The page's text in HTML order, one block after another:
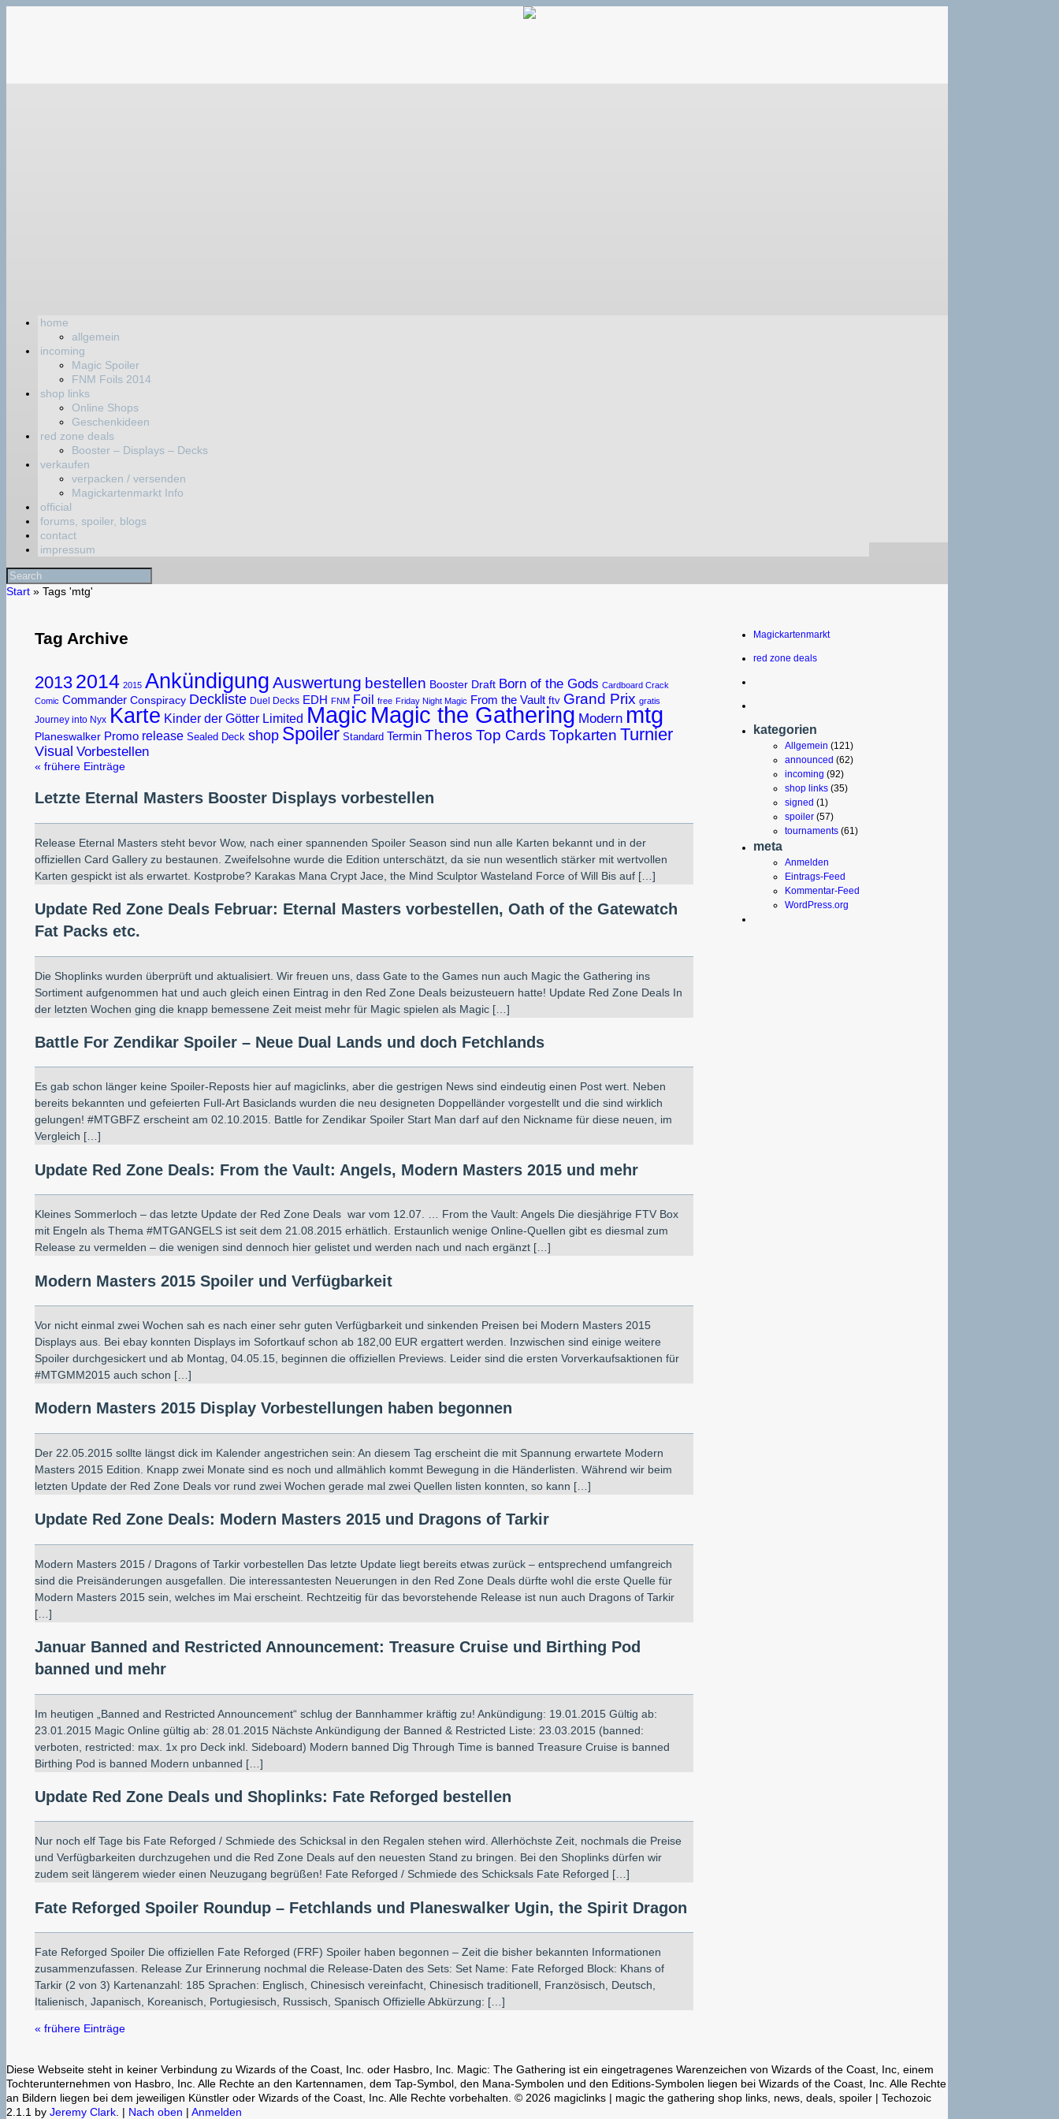
home
allgemein
incoming
Magic Spoiler
FNM Foils 2014
shop links
Online Shops
Geschenkideen
red zone deals
Booster – Displays – Decks
verkaufen
verpacken / versenden
Magickartenmarkt Info
official
forums, spoiler, blogs
contact
impressum
Start » Tags 'mtg'
Tag Archive
2013 2014 2015 Ankündigung Auswertung bestellen Booster Draft Born of the Gods Cardboard Crack
Comic Commander Conspiracy Deckliste Duel Decks EDH FNM Foil free Friday Night Magic From the Vault ftv Grand Prix gratis
Journey into Nyx Karte Kinder der Götter Limited Magic Magic the Gathering Modern mtg
Planeswalker Promo release Sealed Deck shop Spoiler Standard Termin Theros Top Cards Topkarten Turnier
Visual Vorbestellen
« frühere Einträge
Letzte Eternal Masters Booster Displays vorbestellen
Release Eternal Masters steht bevor Wow, nach einer spannenden Spoiler Season sind nun alle Karten bekannt und in der
offiziellen Card Gallery zu bestaunen. Zweifelsohne wurde die Edition unterschätzt, da sie nun wesentlich stärker mit wertvollen
Karten gespickt ist als erwartet. Kostprobe? Karakas Mana Crypt Jace, the Mind Sculptor Wasteland Force of Will Bis auf […]
Update Red Zone Deals Februar: Eternal Masters vorbestellen, Oath of the Gatewatch
Fat Packs etc.
Die Shoplinks wurden überprüft und aktualisiert. Wir freuen uns, dass Gate to the Games nun auch Magic the Gathering ins
Sortiment aufgenommen hat und auch gleich einen Eintrag in den Red Zone Deals beizusteuern hatte! Update Red Zone Deals In
der letzten Wochen ging die knapp bemessene Zeit meist mehr für Magic spielen als Magic […]
Battle For Zendikar Spoiler – Neue Dual Lands und doch Fetchlands
Es gab schon länger keine Spoiler-Reposts hier auf magiclinks, aber die gestrigen News sind eindeutig einen Post wert. Neben
bereits bekannten und gefeierten Full-Art Basiclands wurden die neu designeten Doppelländer vorgestellt und die sind wirklich
gelungen! #MTGBFZ erscheint am 02.10.2015. Battle for Zendikar Spoiler Start Man darf auf den Nickname für diese neuen, im
Vergleich […]
Update Red Zone Deals: From the Vault: Angels, Modern Masters 2015 und mehr
Kleines Sommerloch – das letzte Update der Red Zone Deals war vom 12.07. … From the Vault: Angels Die diesjährige FTV Box
mit Engeln als Thema #MTGANGELS ist seit dem 21.08.2015 erhätlich. Erstaunlich wenige Online-Quellen gibt es diesmal zum
Release zu vermelden – die wenigen sind dennoch hier gelistet und werden nach und nach ergänzt […]
Modern Masters 2015 Spoiler und Verfügbarkeit
Vor nicht einmal zwei Wochen sah es nach einer sehr guten Verfügbarkeit und sinkenden Preisen bei Modern Masters 2015
Displays aus. Bei ebay konnten Displays im Sofortkauf schon ab 182,00 EUR ergattert werden. Inzwischen sind einige weitere
Spoiler durchgesickert und ab Montag, 04.05.15, beginnen die offiziellen Previews. Leider sind die ersten Vorverkaufsaktionen für
#MTGMM2015 auch schon […]
Modern Masters 2015 Display Vorbestellungen haben begonnen
Der 22.05.2015 sollte längst dick im Kalender angestrichen sein: An diesem Tag erscheint die mit Spannung erwartete Modern
Masters 2015 Edition. Knapp zwei Monate sind es noch und allmählich kommt Bewegung in die Händerlisten. Während wir beim
letzten Update der Red Zone Deals vor rund zwei Wochen gerade mal zwei Quellen listen konnten, so kann […]
Update Red Zone Deals: Modern Masters 2015 und Dragons of Tarkir
Modern Masters 2015 / Dragons of Tarkir vorbestellen Das letzte Update liegt bereits etwas zurück – entsprechend umfangreich
sind die Preisänderungen ausgefallen. Die interessantesten Neuerungen in den Red Zone Deals dürfte wohl die erste Quelle für
Modern Masters 2015 sein, welches im Mai erscheint. Rechtzeitig für das bevorstehende Release ist nun auch Dragons of Tarkir
[…]
Januar Banned and Restricted Announcement: Treasure Cruise und Birthing Pod
banned und mehr
Im heutigen „Banned and Restricted Announcement“ schlug der Bannhammer kräftig zu! Ankündigung: 19.01.2015 Gültig ab:
23.01.2015 Magic Online gültig ab: 28.01.2015 Nächste Ankündigung der Banned & Restricted Liste: 23.03.2015 (banned:
verboten, restricted: max. 1x pro Deck inkl. Sideboard) Modern banned Dig Through Time is banned Treasure Cruise is banned
Birthing Pod is banned Modern unbanned […]
Update Red Zone Deals und Shoplinks: Fate Reforged bestellen
Nur noch elf Tage bis Fate Reforged / Schmiede des Schicksal in den Regalen stehen wird. Allerhöchste Zeit, nochmals die Preise
und Verfügbarkeiten durchzugehen und die Red Zone Deals auf den neuesten Stand zu bringen. Bei den Shoplinks dürfen wir
zudem seit längerem wieder einen Neuzugang begrüßen! Fate Reforged / Schmiede des Schicksals Fate Reforged […]
Fate Reforged Spoiler Roundup – Fetchlands und Planeswalker Ugin, the Spirit Dragon
Fate Reforged Spoiler Die offiziellen Fate Reforged (FRF) Spoiler haben begonnen – Zeit die bisher bekannten Informationen
zusammenzufassen. Release Zur Erinnerung nochmal die Release-Daten des Sets: Set Name: Fate Reforged Block: Khans of
Tarkir (2 von 3) Kartenanzahl: 185 Sprachen: Englisch, Chinesisch vereinfacht, Chinesisch traditionell, Französisch, Deutsch,
Italienisch, Japanisch, Koreanisch, Portugiesisch, Russisch, Spanisch Offizielle Abkürzung: […]
« frühere Einträge
Magickartenmarkt
red zone deals
kategorien
Allgemein (121)
announced (62)
incoming (92)
shop links (35)
signed (1)
spoiler (57)
tournaments (61)
meta
Anmelden
Eintrags-Feed
Kommentar-Feed
WordPress.org
Diese Webseite steht in keiner Verbindung zu Wizards of the Coast, Inc. oder Hasbro, Inc. Magic: The Gathering ist ein eingetragenes Warenzeichen von Wizards of the Coast, Inc, einem
Tochterunternehmen von Hasbro, Inc. Alle Rechte an den Kartennamen, dem Tap-Symbol, den Mana-Symbolen und den Editions-Symbolen liegen bei Wizards of the Coast, Inc. Alle Rechte
an Bildern liegen bei dem jeweiligen Künstler oder Wizards of the Coast, Inc. Alle Rechte vorbehalten. © 2026 magiclinks | magic the gathering shop links, news, deals, spoiler | Techozoic
2.1.1 by Jeremy Clark. | Nach oben | Anmelden